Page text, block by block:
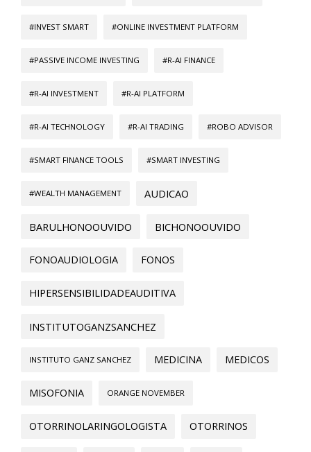
#INVEST SMART #ONLINE INVESTMENT PLATFORM
#PASSIVE INCOME INVESTING #R-AI FINANCE
#R-AI INVESTMENT #R-AI PLATFORM
#R-AI TECHNOLOGY #R-AI TRADING #ROBO ADVISOR
#SMART FINANCE TOOLS #SMART INVESTING
#WEALTH MANAGEMENT AUDICAO
BARULHONOOUVIDO BICHONOOUVIDO
FONOAUDIOLOGIA FONOS
HIPERSENSIBILIDADEAUDITIVA
INSTITUTOGANZSANCHEZ
INSTITUTO GANZ SANCHEZ MEDICINA MEDICOS
MISOFONIA ORANGE NOVEMBER
OTORRINOLARINGOLOGISTA OTORRINOS